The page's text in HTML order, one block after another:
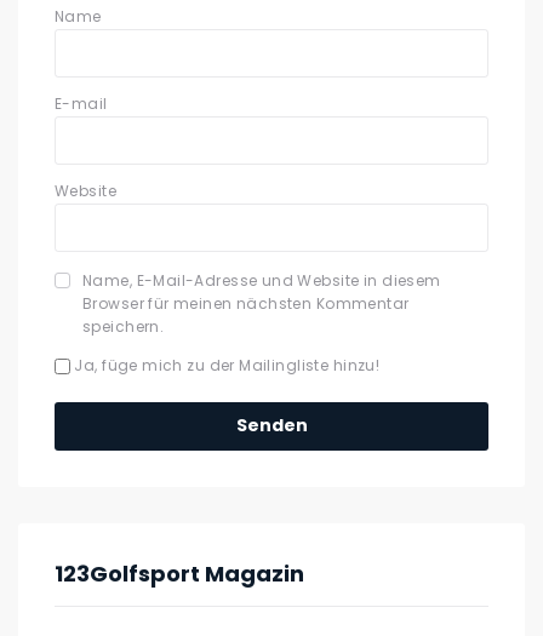
Name
E-mail
Website
Name, E-Mail-Adresse und Website in diesem
Browser für meinen nächsten Kommentar
speichern.
Ja, füge mich zu der Mailingliste hinzu!
123Golfsport Magazin